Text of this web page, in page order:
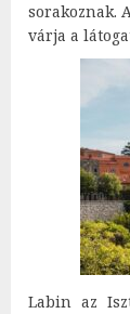
sorakoznak.
várja a
Labin az